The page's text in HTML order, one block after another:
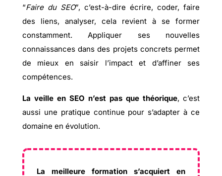
“Faire du SEO”, c’est-à-dire écrire, coder, faire
des liens, analyser, cela revient à se former
constamment. Appliquer ses nouvelles
connaissances dans des projets concrets permet
de mieux en saisir l’impact et d’affiner ses
compétences.
La veille en SEO n’est pas que théorique, c’est
aussi une pratique continue pour s’adapter à ce
domaine en évolution.
La meilleure formation s’acquiert en